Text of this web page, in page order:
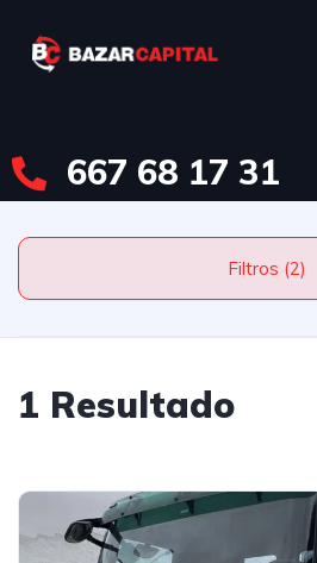
667 68 17 31
Filtros (2)
1 Resultado